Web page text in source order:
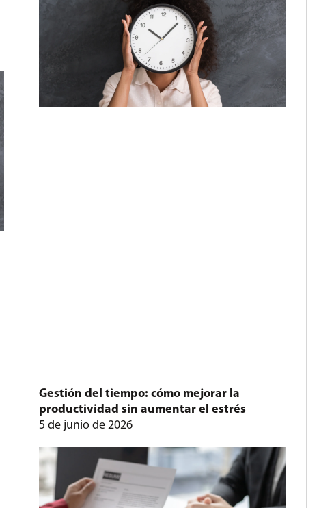
Gestión del tiempo: cómo mejorar la
productividad sin aumentar el estrés
5 de junio de 2026